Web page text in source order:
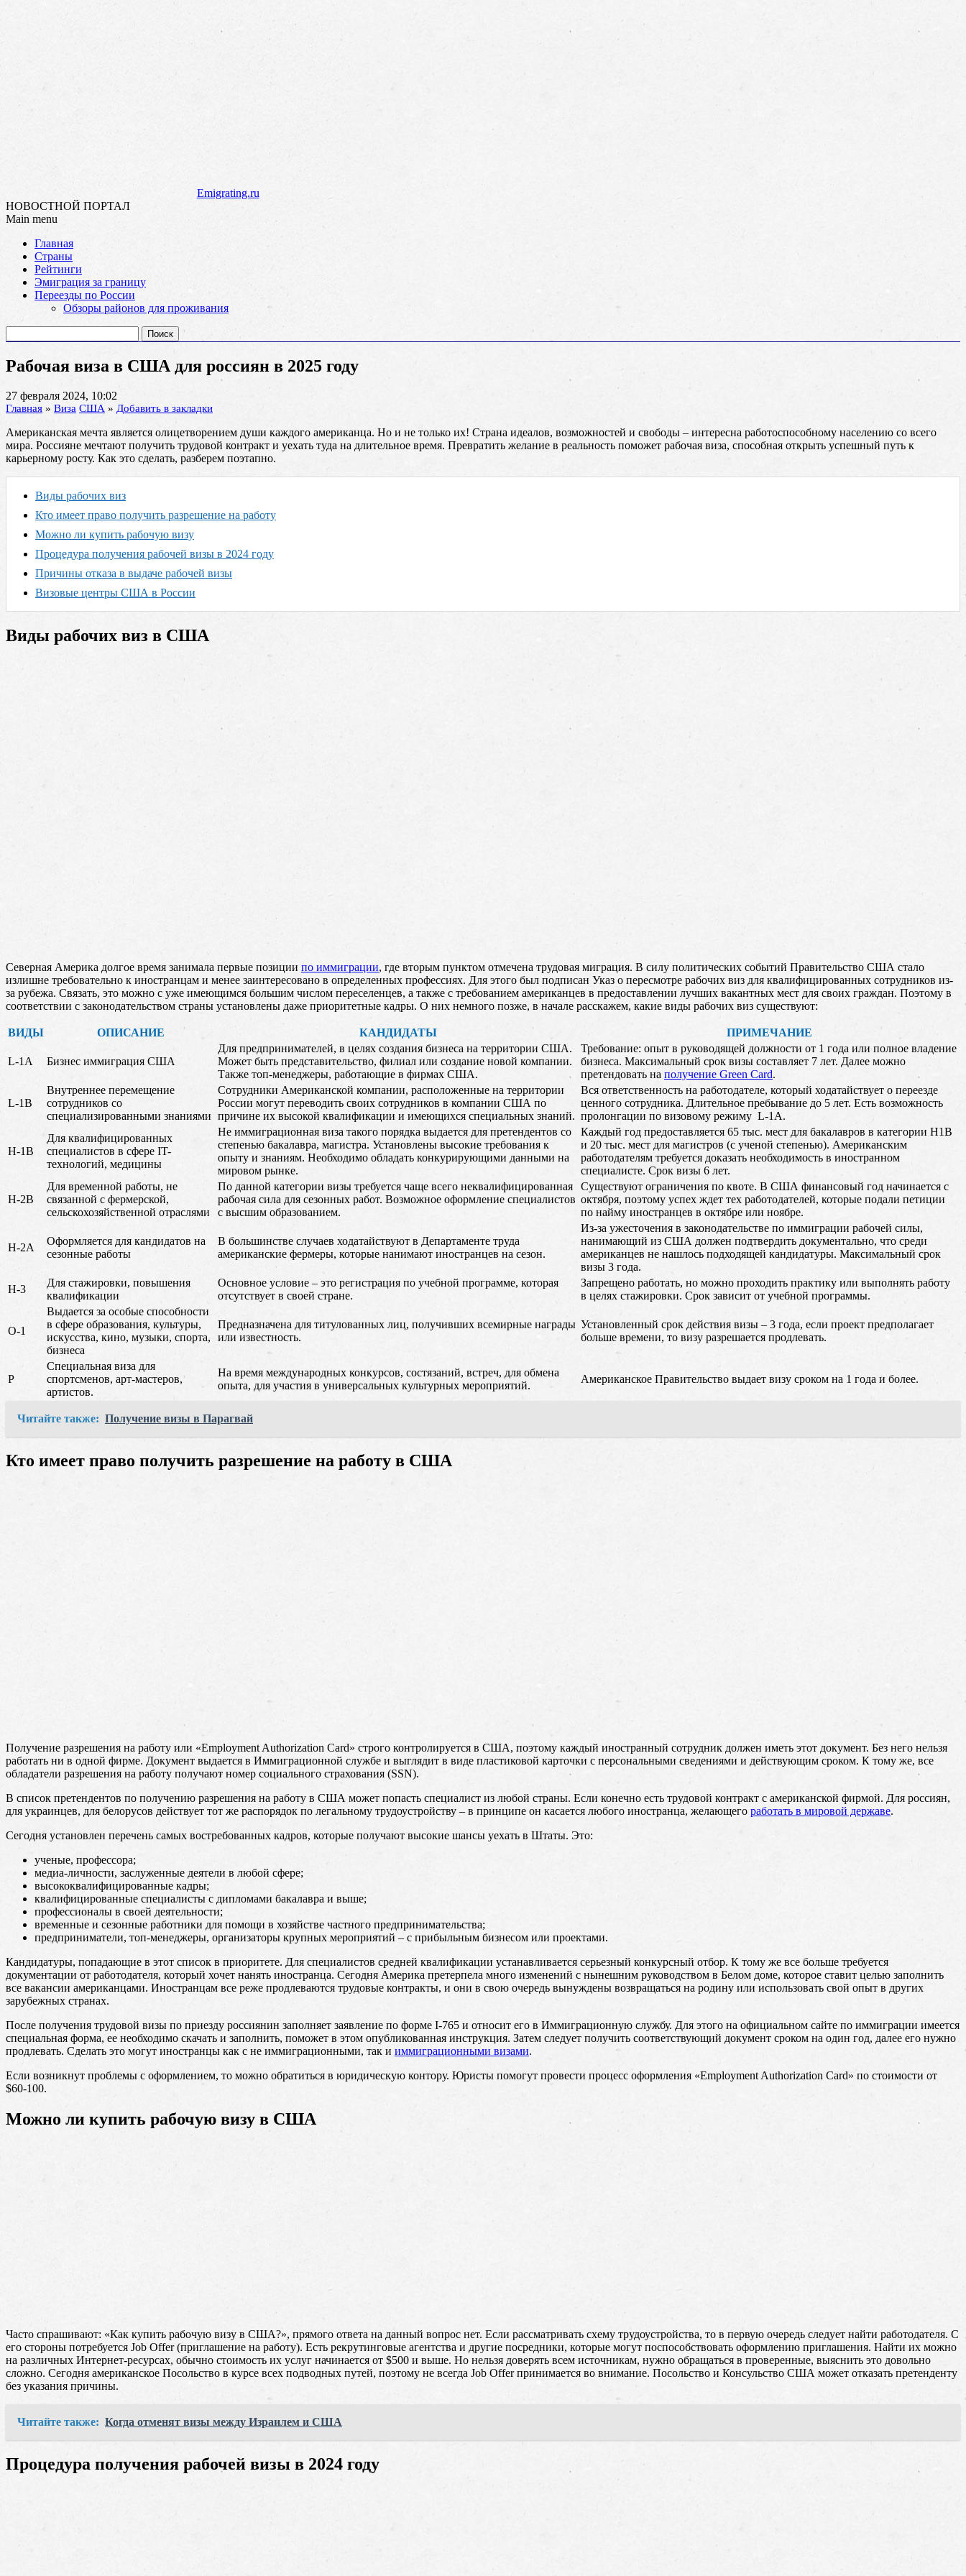
Emigrating.ru
НОВОСТНОЙ ПОРТАЛ
Main menu
content
Главная
Страны
Рейтинги
Эмиграция за границу
Переезды по России
Обзоры районов для проживания
Рабочая виза в США для россиян в 2025 году
27 февраля 2024, 10:02
Главная » Виза США » Добавить в закладки
Американская мечта является олицетворением души каждого американца. Но и не только их! Страна идеалов, возможностей и свободы – интересна работоспособному населению со всего
мира. Россияне мечтают получить трудовой контракт и уехать туда на длительное время. Превратить желание в реальность поможет рабочая виза, способная открыть успешный путь к
карьерному росту. Как это сделать, разберем поэтапно.
Виды рабочих виз
Кто имеет право получить разрешение на работу
Можно ли купить рабочую визу
Процедура получения рабочей визы в 2024 году
Причины отказа в выдаче рабочей визы
Визовые центры США в России
Виды рабочих виз в США
Северная Америка долгое время занимала первые позиции по иммиграции, где вторым пунктом отмечена трудовая миграция. В силу политических событий Правительство США стало
излишне требовательно к иностранцам и менее заинтересовано в определенных профессиях. Для этого был подписан Указ о пересмотре рабочих виз для квалифицированных сотрудников из-
за рубежа. Связать, это можно с уже имеющимся большим числом переселенцев, а также с требованием американцев в предоставлении лучших вакантных мест для своих граждан. Поэтому в
соответствии с законодательством страны установлены даже приоритетные кадры. О них немного позже, в начале расскажем, какие виды рабочих виз существуют:
ВИДЫ ОПИСАНИЕ КАНДИДАТЫ ПРИМЕЧАНИЕ
L-1A Бизнес иммиграция США
Для предпринимателей, в целях создания бизнеса на территории США.
Может быть представительство, филиал или создание новой компании.
Также топ-менеджеры, работающие в фирмах США.
Требование: опыт в руководящей должности от 1 года или полное владение
бизнеса. Максимальный срок визы составляет 7 лет. Далее можно
претендовать на получение Green Card.
L-1B
Внутреннее перемещение
сотрудников со
специализированными знаниями
Сотрудники Американской компании, расположенные на территории
России могут переводить своих сотрудников в компании США по
причине их высокой квалификации и имеющихся специальных знаний.
Вся ответственность на работодателе, который ходатайствует о переезде
ценного сотрудника. Длительное пребывание до 5 лет. Есть возможность
пролонгации по визовому режиму L-1A.
H-1B
Для квалифицированных
специалистов в сфере IT-
технологий, медицины
Не иммиграционная виза такого порядка выдается для претендентов со
степенью бакалавра, магистра. Установлены высокие требования к
опыту и знаниям. Необходимо обладать конкурирующими данными на
мировом рынке.
Каждый год предоставляется 65 тыс. мест для бакалавров в категории H1B
и 20 тыс. мест для магистров (с ученой степенью). Американским
работодателям требуется доказать необходимость в иностранном
специалисте. Срок визы 6 лет.
H-2B
Для временной работы, не
связанной с фермерской,
сельскохозяйственной отраслями
По данной категории визы требуется чаще всего неквалифицированная
рабочая сила для сезонных работ. Возможное оформление специалистов
с высшим образованием.
Существуют ограничения по квоте. В США финансовый год начинается с
октября, поэтому успех ждет тех работодателей, которые подали петиции
по найму иностранцев в октябре или ноябре.
H-2A
Оформляется для кандидатов на
сезонные работы
В большинстве случаев ходатайствуют в Департаменте труда
американские фермеры, которые нанимают иностранцев на сезон.
Из-за ужесточения в законодательстве по иммиграции рабочей силы,
нанимающий из США должен подтвердить документально, что среди
американцев не нашлось подходящей кандидатуры. Максимальный срок
визы 3 года.
H-3
Для стажировки, повышения
квалификации
Основное условие – это регистрация по учебной программе, которая
отсутствует в своей стране.
Запрещено работать, но можно проходить практику или выполнять работу
в целях стажировки. Срок зависит от учебной программы.
O-1
Выдается за особые способности
в сфере образования, культуры,
искусства, кино, музыки, спорта,
бизнеса
Предназначена для титулованных лиц, получивших всемирные награды
или известность.
Установленный срок действия визы – 3 года, если проект предполагает
больше времени, то визу разрешается продлевать.
P
Специальная виза для
спортсменов, арт-мастеров,
артистов.
На время международных конкурсов, состязаний, встреч, для обмена
опыта, для участия в универсальных культурных мероприятий.
Американское Правительство выдает визу сроком на 1 года и более.
Читайте также: Получение визы в Парагвай
Кто имеет право получить разрешение на работу в США
Получение разрешения на работу или «Employment Authorization Card» строго контролируется в США, поэтому каждый иностранный сотрудник должен иметь этот документ. Без него нельзя
работать ни в одной фирме. Документ выдается в Иммиграционной службе и выглядит в виде пластиковой карточки с персональными сведениями и действующим сроком. К тому же, все
обладатели разрешения на работу получают номер социального страхования (SSN).
В список претендентов по получению разрешения на работу в США может попасть специалист из любой страны. Если конечно есть трудовой контракт с американской фирмой. Для россиян,
для украинцев, для белорусов действует тот же распорядок по легальному трудоустройству – в принципе он касается любого иностранца, желающего работать в мировой державе.
Сегодня установлен перечень самых востребованных кадров, которые получают высокие шансы уехать в Штаты. Это:
ученые, профессора;
медиа-личности, заслуженные деятели в любой сфере;
высококвалифицированные кадры;
квалифицированные специалисты с дипломами бакалавра и выше;
профессионалы в своей деятельности;
временные и сезонные работники для помощи в хозяйстве частного предпринимательства;
предприниматели, топ-менеджеры, организаторы крупных мероприятий – с прибыльным бизнесом или проектами.
Кандидатуры, попадающие в этот список в приоритете. Для специалистов средней квалификации устанавливается серьезный конкурсный отбор. К тому же все больше требуется
документации от работодателя, который хочет нанять иностранца. Сегодня Америка претерпела много изменений с нынешним руководством в Белом доме, которое ставит целью заполнить
все вакансии американцами. Иностранцам все реже продлеваются трудовые контракты, и они в свою очередь вынуждены возвращаться на родину или использовать свой опыт в других
зарубежных странах.
После получения трудовой визы по приезду россиянин заполняет заявление по форме I-765 и относит его в Иммиграционную службу. Для этого на официальном сайте по иммиграции имеется
специальная форма, ее необходимо скачать и заполнить, поможет в этом опубликованная инструкция. Затем следует получить соответствующий документ сроком на один год, далее его нужно
продлевать. Сделать это могут иностранцы как с не иммиграционными, так и иммиграционными визами.
Если возникнут проблемы с оформлением, то можно обратиться в юридическую контору. Юристы помогут провести процесс оформления «Employment Authorization Card» по стоимости от
$60-100.
Можно ли купить рабочую визу в США
Часто спрашивают: «Как купить рабочую визу в США?», прямого ответа на данный вопрос нет. Если рассматривать схему трудоустройства, то в первую очередь следует найти работодателя. С
его стороны потребуется Job Offer (приглашение на работу). Есть рекрутинговые агентства и другие посредники, которые могут поспособствовать оформлению приглашения. Найти их можно
на различных Интернет-ресурсах, обычно стоимость их услуг начинается от $500 и выше. Но нельзя доверять всем источникам, нужно обращаться в проверенные, выяснить это довольно
сложно. Сегодня американское Посольство в курсе всех подводных путей, поэтому не всегда Job Offer принимается во внимание. Посольство и Консульство США может отказать претенденту
без указания причины.
Читайте также: Когда отменят визы между Израилем и США
Процедура получения рабочей визы в 2024 году